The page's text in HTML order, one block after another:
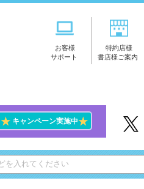
お客様
サポート
特約店様
書店様ご案内
★キャンペーン実施中★